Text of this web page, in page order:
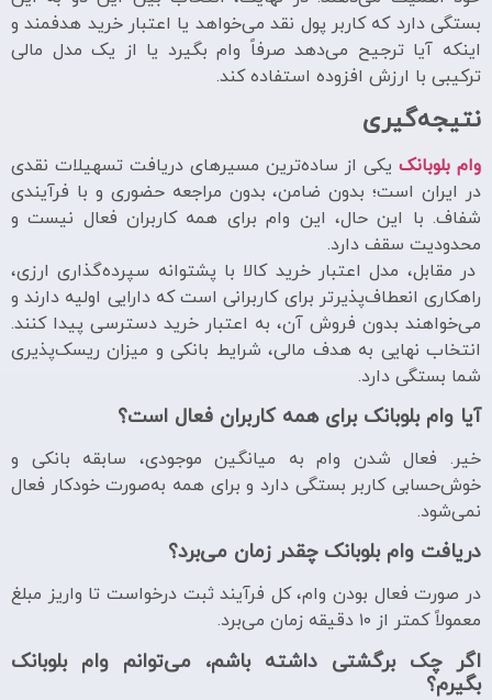
بستگی دارد که کاربر پول نقد می‌خواهد یا اعتبار خرید هدفمند و
اینکه آیا ترجیح می‌دهد صرفاً وام بگیرد یا از یک مدل مالی
ترکیبی با ارزش افزوده استفاده کند.
نتیجه‌گیری
وام بلوبانک یکی از ساده‌ترین مسیرهای دریافت تسهیلات نقدی
در ایران است؛ بدون ضامن، بدون مراجعه حضوری و با فرآیندی
شفاف. با این حال، این وام برای همه کاربران فعال نیست و
محدودیت سقف دارد.
در مقابل، مدل اعتبار خرید کالا با پشتوانه سپرده‌گذاری ارزی،
راهکاری انعطاف‌پذیرتر برای کاربرانی است که دارایی اولیه دارند و
می‌خواهند بدون فروش آن، به اعتبار خرید دسترسی پیدا کنند.
انتخاب نهایی به هدف مالی، شرایط بانکی و میزان ریسک‌پذیری
شما بستگی دارد.
آیا وام بلوبانک برای همه کاربران فعال است؟
خیر. فعال شدن وام به میانگین موجودی، سابقه بانکی و
خوش‌حسابی کاربر بستگی دارد و برای همه به‌صورت خودکار فعال
نمی‌شود.
دریافت وام بلوبانک چقدر زمان می‌برد؟
در صورت فعال بودن وام، کل فرآیند ثبت درخواست تا واریز مبلغ
معمولاً کمتر از ۱۰ دقیقه زمان می‌برد.
اگر چک برگشتی داشته باشم، می‌توانم وام بلوبانک
بگیرم؟